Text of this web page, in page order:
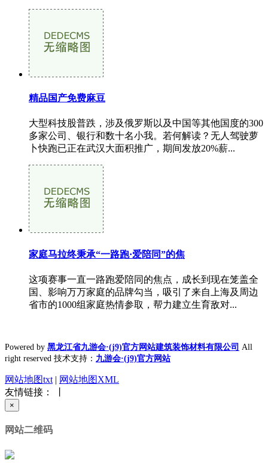
精品国产免费麻豆
大型科技股普跌，涉及俄罗斯以及中国等其他国度的300
多家公司、银行和数十名小我。若何解读？无人驾驶萝
卜快跑已正在武汉大面积推广，期间发放20%薪...
家庭马拉终秉承“一路跑·爱陪同”的焦
这项赛事一直一路跑爱陪同的焦点，成长到现在笼盖全
国、影响万万家庭的品牌勾当，吸引了来自上海及周边
省市的1000组家庭热情参取，帮力建立生育敌对...
Powered by 黑龙江省九游会·(j9)官方网站建筑装饰材料有限公司 All
right reserved 技术支持： 九游会·(j9)官方网站
网站地图txt | 网站地图XML
友情链接： 丨
×
网站二维码